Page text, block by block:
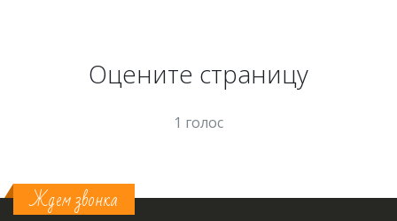
Оцените страницу
1 голос
Ждем звонка